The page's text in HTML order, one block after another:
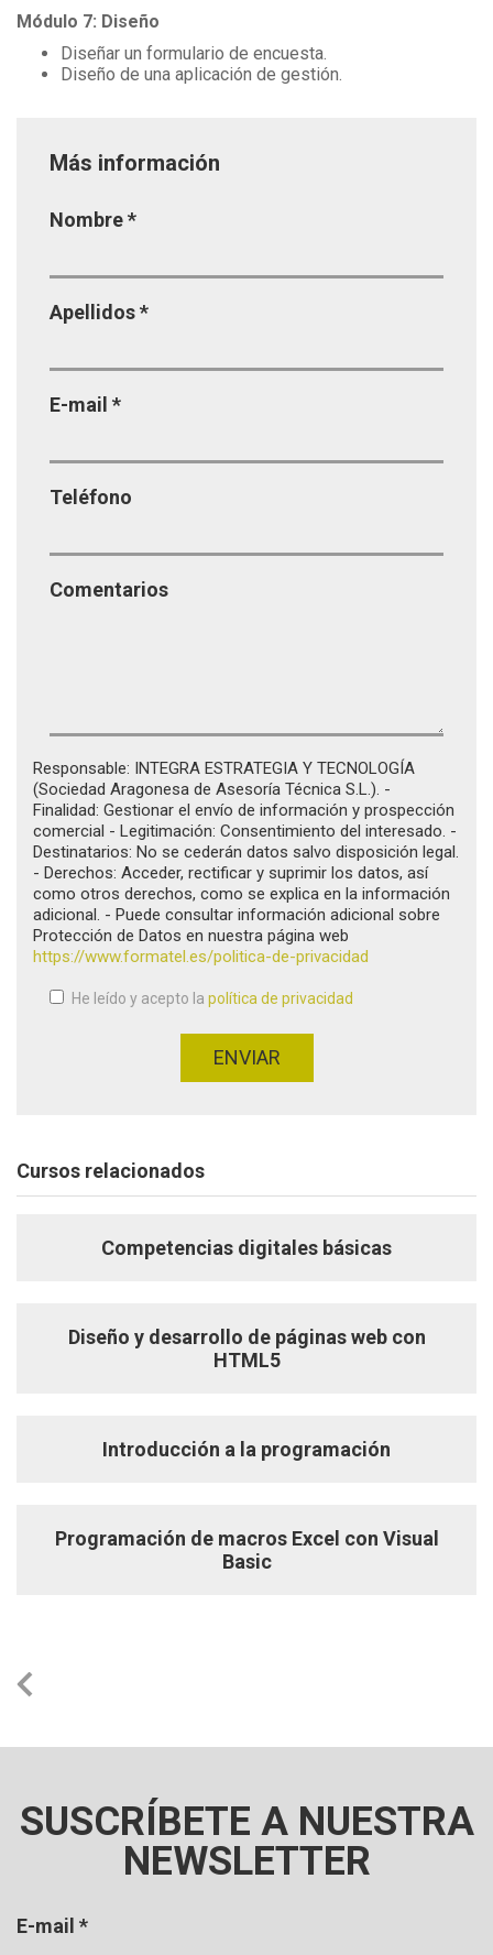
Módulo 7: Diseño
Diseñar un formulario de encuesta.
Diseño de una aplicación de gestión.
Más información
Nombre*
Apellidos*
E-mail *
Teléfono
Comentarios
Responsable: INTEGRA ESTRATEGIA Y TECNOLOGÍA
(Sociedad Aragonesa de Asesoría Técnica S.L.). -
Finalidad: Gestionar el envío de información y prospección
comercial - Legitimación: Consentimiento del interesado. -
Destinatarios: No se cederán datos salvo disposición legal.
- Derechos: Acceder, rectificar y suprimir los datos, así
como otros derechos, como se explica en la información
adicional. - Puede consultar información adicional sobre
Protección de Datos en nuestra página web
https://www.formatel.es/politica-de-privacidad
He leído y acepto la política de privacidad
Aceptación de condiciones*
ENVIAR
Cursos relacionados
Competencias digitales básicas
Diseño y desarrollo de páginas web con
HTML5
Introducción a la programación
Programación de macros Excel con Visual
Basic
SUSCRÍBETE A NUESTRA
NEWSLETTER
E-mail *